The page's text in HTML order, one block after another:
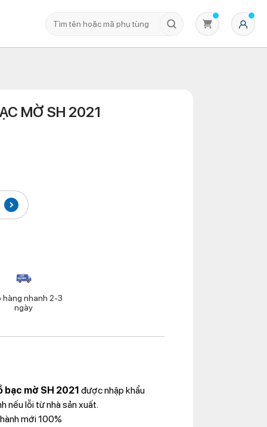
MỜ SH 2021
hàng nhanh 2-3
ngày
bạc mờ SH 2021 được nhập khẩu
nếu lỗi từ nhà sản xuất.
mới 100%